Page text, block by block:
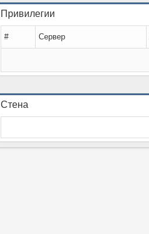
Привилегии
# Сервер
Стена